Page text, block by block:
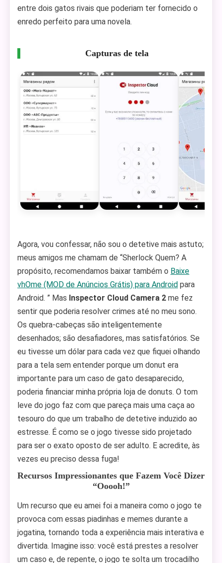
entre dois gatos rivais que poderiam ter fornecido o
enredo perfeito para uma novela.
Capturas de tela
Agora, vou confessar, não sou o detetive mais astuto;
meus amigos me chamam de “Sherlock Quem? A
propósito, recomendamos baixar também o Baixe
vhOme (MOD de Anúncios Grátis) para Android para
Android. ” Mas Inspector Cloud Camera 2 me fez
sentir que poderia resolver crimes até no meu sono.
Os quebra-cabeças são inteligentemente
desenhados; são desafiadores, mas satisfatórios. Se
eu tivesse um dólar para cada vez que fiquei olhando
para a tela sem entender porque um donut era
importante para um caso de gato desaparecido,
poderia financiar minha própria loja de donuts. O tom
leve do jogo faz com que pareça mais uma caça ao
tesouro do que um trabalho de detetive induzido ao
estresse. É como se o jogo tivesse sido projetado
para ser o exato oposto de ser adulto. E acredite, às
vezes eu preciso dessa fuga!
Recursos Impressionantes que Fazem Você Dizer
“Ooooh!”
Um recurso que eu amei foi a maneira como o jogo te
provoca com essas piadinhas e memes durante a
jogatina, tornando toda a experiência mais interativa e
divertida. Imagine isso: você está prestes a resolver
um caso e, de repente, o jogo te solta um trocadilho